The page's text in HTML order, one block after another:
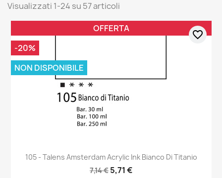
Visualizzati 1-24 su 57 articoli
105 - Talens Amsterdam Acrylic Ink Bianco Di Titanio
7,14 € 5,71 €
OFFERTA
-20%
NON DISPONIBILE
favorite_border